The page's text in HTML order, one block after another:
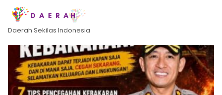
Daerah Sekilas Indonesia